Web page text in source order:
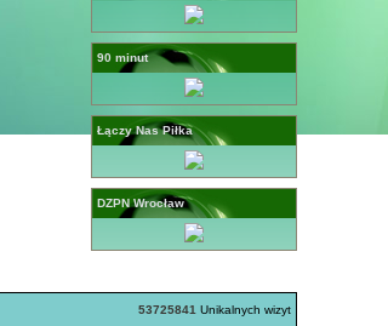
90 minut
Łączy Nas Piłka
DZPN Wrocław
53725841 Unikalnych wizyt